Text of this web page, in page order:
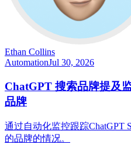
Ethan Collins
AutomationJul 30, 2026
ChatGPT 搜索品牌提及
品牌
通过自动化监控跟踪ChatGPT
的品牌的情况。